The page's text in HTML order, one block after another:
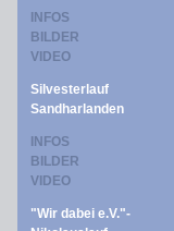
INFOS
BILDER
VIDEO
Silvesterlauf
Sandharlanden
INFOS
BILDER
VIDEO
"Wir dabei e.V."-